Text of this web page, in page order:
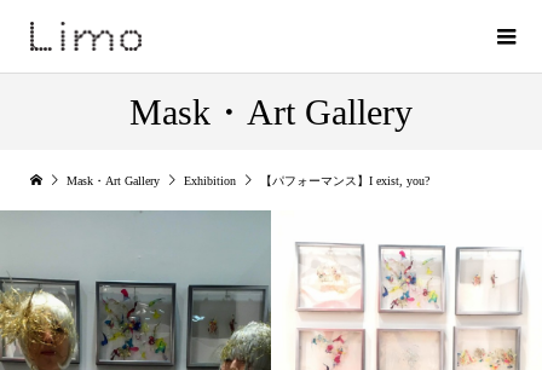
Mask・Art Gallery
Mask・Art Gallery Exhibition 【パフォーマンス】I exist, you?